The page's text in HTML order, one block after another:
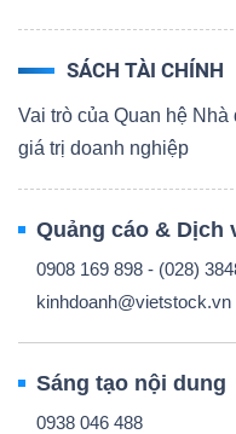
SÁCH TÀI CHÍNH
Vai trò của Quan hệ
giá trị doanh nghiệp
Quảng cáo & Dịch
0908 169 898 - (028)
kinhdoanh@vietstock.vn
Sáng tạo nội dung
0938 046 488